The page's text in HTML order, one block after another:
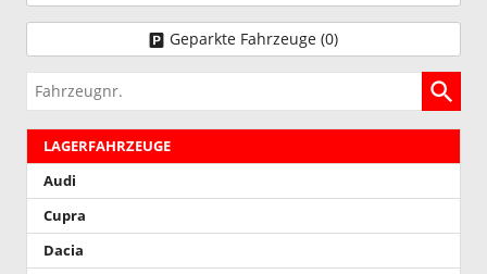
Geparkte Fahrzeuge (0)
Fahrzeugnr.
LAGERFAHRZEUGE
Audi
Cupra
Dacia